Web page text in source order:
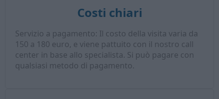
Costi chiari
Servizio a pagamento: Il costo della visita varia da
150 a 180 euro, e viene pattuito con il nostro call
center in base allo specialista. Si può pagare con
qualsiasi metodo di pagamento.